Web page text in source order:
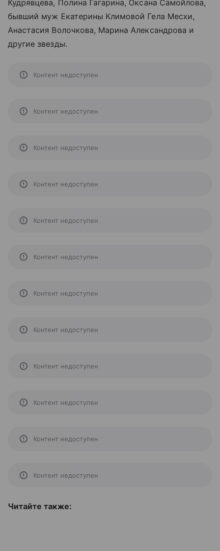
Кудрявцева, Полина Гагарина, Оксана Самойлова,
бывший муж Екатерины Климовой Гела Месхи,
Анастасия Волочкова, Марина Александрова и
другие звезды.
Контент недоступен
Контент недоступен
Контент недоступен
Контент недоступен
Контент недоступен
Контент недоступен
Контент недоступен
Контент недоступен
Контент недоступен
Контент недоступен
Контент недоступен
Контент недоступен
Читайте также: